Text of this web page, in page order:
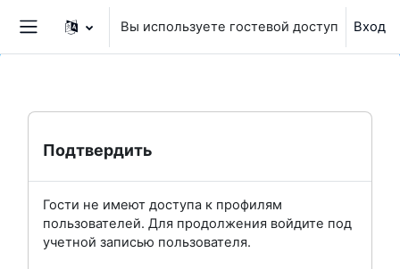
Перейти к основному содержанию
Боковая панель
Вы используете гостевой доступ Вход
Подтвердить
Гости не имеют доступа к профилям
пользователей. Для продолжения войдите под
учетной записью пользователя.